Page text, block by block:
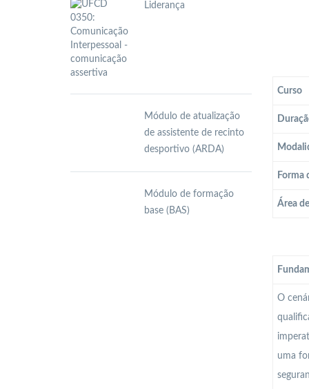
Curso
Forma
Área
O
uma
Liderança
Módulo de atualização
de assistente de recinto
desportivo (ARDA)
Módulo de formação
base (BAS)